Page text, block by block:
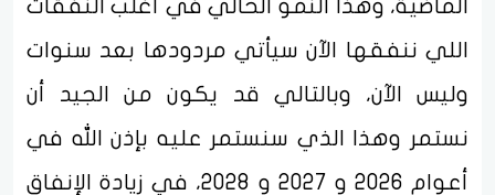
الماضية، وهذا النمو الحالي في أغلب النفقات
اللي ننفقها الآن سيأتي مردودها بعد سنوات
وليس الآن، وبالتالي قد يكون من الجيد أن
نستمر وهذا الذي سنستمر عليه بإذن الله في
أعوام 2026 و 2027 و 2028، في زيادة الإنفاق